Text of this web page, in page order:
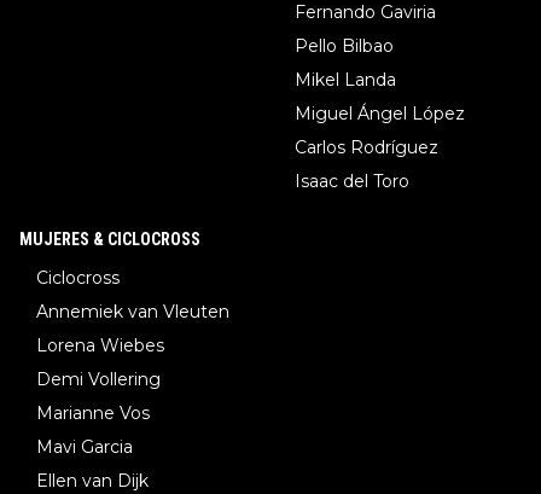
Fernando Gaviria
Pello Bilbao
Mikel Landa
Miguel Ángel López
Carlos Rodríguez
Isaac del Toro
MUJERES & CICLOCROSS
Ciclocross
Annemiek van Vleuten
Lorena Wiebes
Demi Vollering
Marianne Vos
Mavi Garcia
Ellen van Dijk